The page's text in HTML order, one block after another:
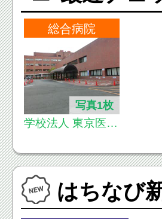
総合病院
写真1枚
学校法人 東京医科
ンター
はちなび